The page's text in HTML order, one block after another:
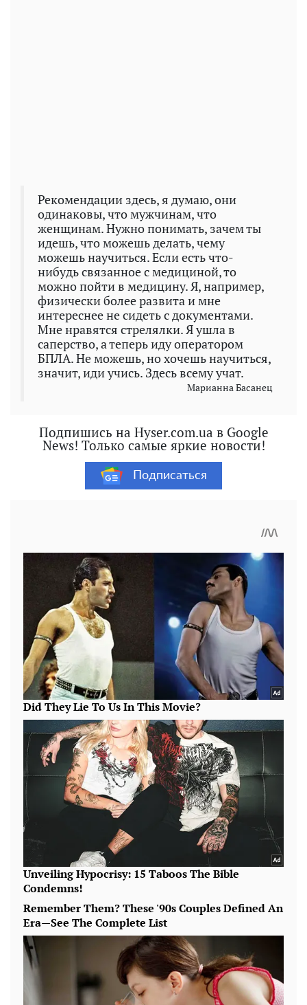
Рекомендации здесь, я думаю, они
одинаковы, что мужчинам, что
женщинам. Нужно понимать, зачем ты
идешь, что можешь делать, чему
можешь научиться. Если есть что-
нибудь связанное с медициной, то
можно пойти в медицину. Я, например,
физически более развита и мне
интереснее не сидеть с документами.
Мне нравятся стрелялки. Я ушла в
саперство, а теперь иду оператором
БПЛА. Не можешь, но хочешь научиться,
значит, иди учись. Здесь всему учат.
Марианна Басанец
Подпишись на Hyser.com.ua в Google
News! Только самые яркие новости!
Подписаться